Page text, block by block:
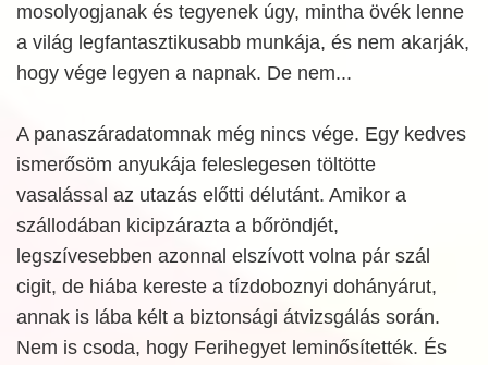
mosolyogjanak és tegyenek úgy, mintha övék lenne
a világ legfantasztikusabb munkája, és nem akarják,
hogy vége legyen a napnak. De nem...
A panaszáradatomnak még nincs vége. Egy kedves
ismerősöm anyukája feleslegesen töltötte
vasalással az utazás előtti délutánt. Amikor a
szállodában kicipzárazta a bőröndjét,
legszívesebben azonnal elszívott volna pár szál
cigit, de hiába kereste a tízdoboznyi dohányárut,
annak is lába kélt a biztonsági átvizsgálás során.
Nem is csoda, hogy Ferihegyet leminősítették. És